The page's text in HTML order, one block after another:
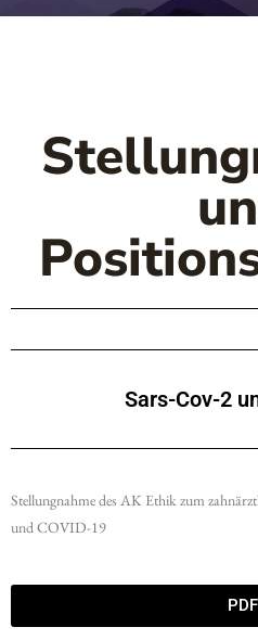
Sars-Cov-2
Stellungnahme des AK Ethik zum
und COVID-19
PDF